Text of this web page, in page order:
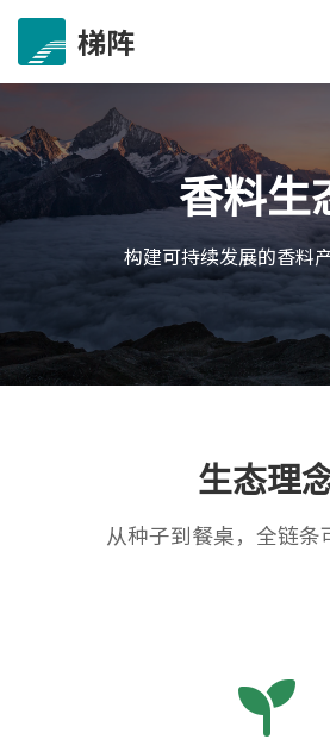
梯阵
香料生
构建可持续发展的香料
生态理
从种子到餐桌，全链条